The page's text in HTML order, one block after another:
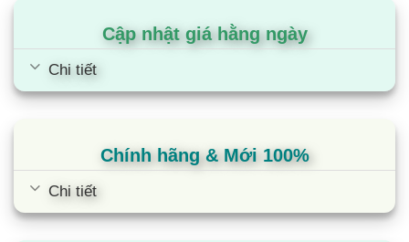
Cập nhật giá hằng ngày
Chi tiết
Chính hãng & Mới 100%
Chi tiết